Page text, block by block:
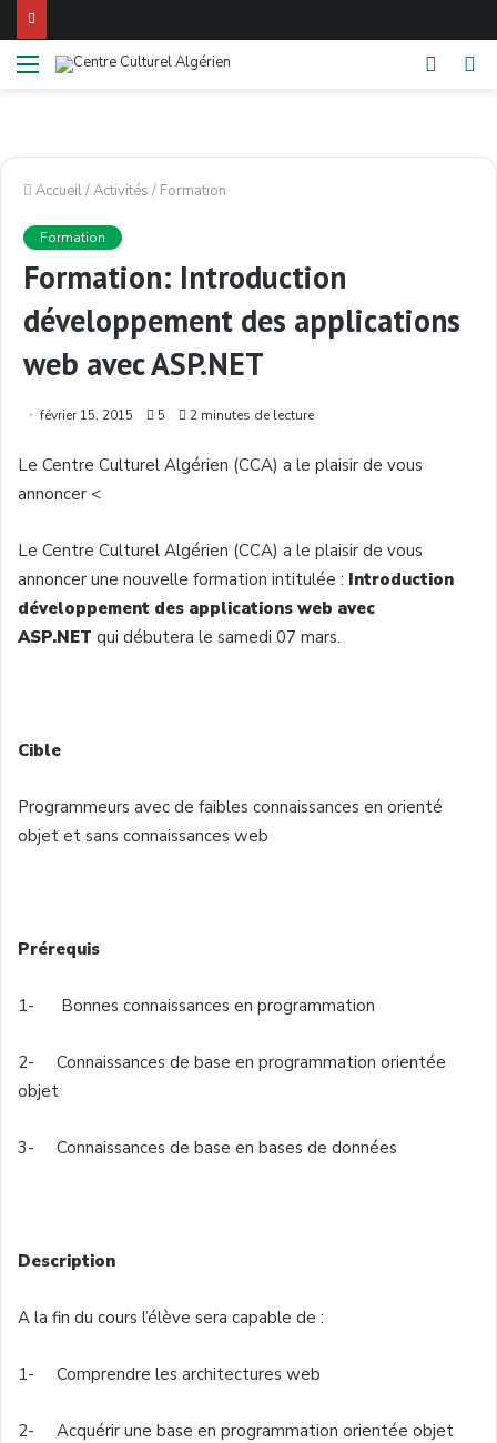
Menu
Switch
Accueil/Activités / Formation
Formation
Formation: Introduction
développement des applications
web avec ASP.NET
février 15, 2015 5 2 minutes de lecture
Le Centre Culturel Algérien (CCA) a le plaisir de vous
annoncer <
Le Centre Culturel Algérien (CCA) a le plaisir de vous
annoncer une nouvelle formation intitulée : Introduction
développement des applications web avec
ASP.NET qui débutera le samedi 07 mars.
Cible
Programmeurs avec de faibles connaissances en orienté
objet et sans connaissances web
Prérequis
1- Bonnes connaissances en programmation
2- Connaissances de base en programmation orientée
objet
3- Connaissances de base en bases de données
Description
A la fin du cours l’élève sera capable de :
1- Comprendre les architectures web
2- Acquérir une base en programmation orientée objet